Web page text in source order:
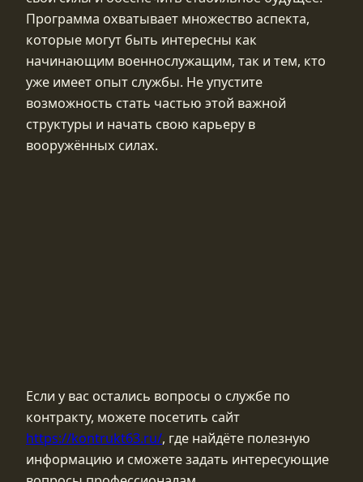
Программа охватывает множество аспекта,
которые могут быть интересны как
начинающим военнослужащим, так и тем, кто
уже имеет опыт службы. Не упустите
возможность стать частью этой важной
структуры и начать свою карьеру в
вооружённых силах.
Если у вас остались вопросы о службе по
контракту, можете посетить сайт
https://kontrukt63.ru/, где найдёте полезную
информацию и сможете задать интересующие